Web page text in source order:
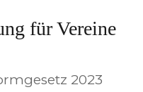
für Vereine
2023